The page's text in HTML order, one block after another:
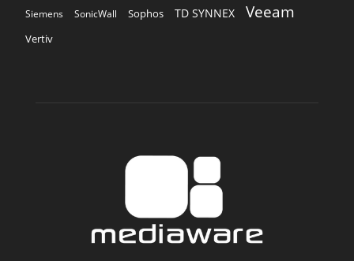
Siemens SonicWall Sophos TD SYNNEX Veeam
Vertiv